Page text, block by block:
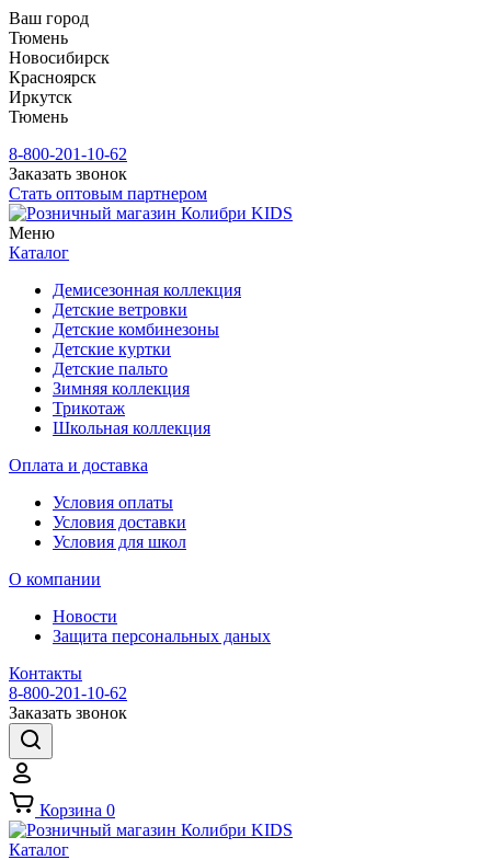
Ваш город
Тюмень
Новосибирск
Красноярск
Иркутск
Тюмень
8-800-201-10-62
Заказать звонок
Стать оптовым партнером
Меню
Каталог
Демисезонная коллекция
Детские ветровки
Детские комбинезоны
Детские куртки
Детские пальто
Зимняя коллекция
Трикотаж
Школьная коллекция
Оплата и доставка
Условия оплаты
Условия доставки
Условия для школ
О компании
Новости
Защита персональных даных
Контакты
8-800-201-10-62
Заказать звонок
Корзина 0
Каталог